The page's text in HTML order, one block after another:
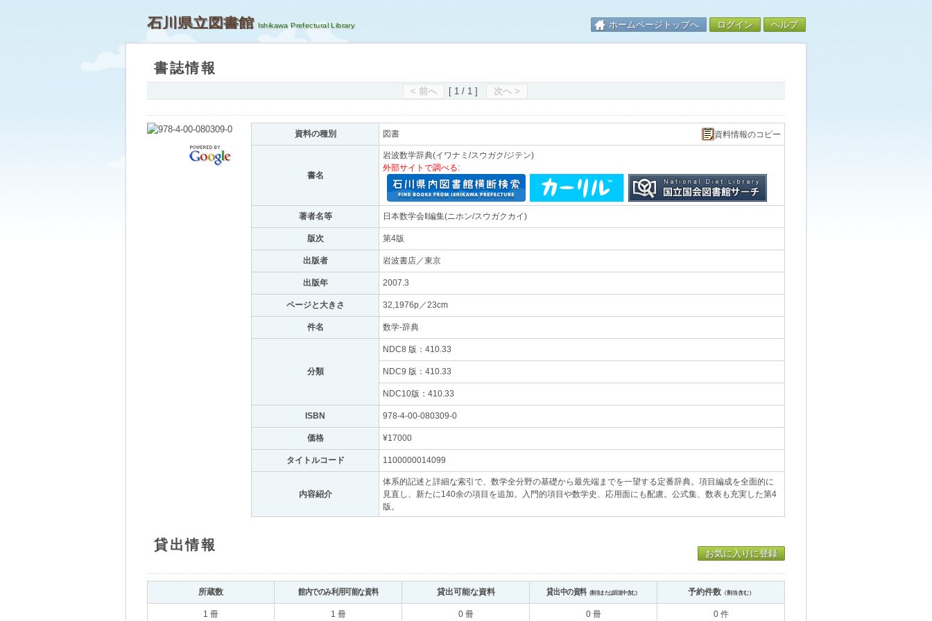
石川県立図書館 ホームページトップへ ログイン ヘルプ
書誌情報
< 前へ [ 1 / 1 ] 次へ >
資料の種別 図書 資料情報のコピー
書名
岩波数学辞典(イワナミ/スウガク/ジテン)
外部サイトで調べる:
著者名等 日本数学会‖編集(ニホン/スウガクカイ)
版次 第4版
出版者 岩波書店／東京
出版年 2007.3
ページと大きさ 32,1976p／23cm
件名 数学-辞典
分類
NDC8 版：410.33
NDC9 版：410.33
NDC10版：410.33
ISBN 978-4-00-080309-0
価格 ¥17000
タイトルコード 1100000014099
内容紹介
体系的記述と詳細な索引で、数学全分野の基礎から最先端までを一望する定番辞典。項目編成を全面的に
見直し、新たに140余の項目を追加。入門的項目や数学史、応用面にも配慮。公式集、数表も充実した第4
版。
貸出情報
お気に入りに登録
所蔵数 館内でのみ利用可能な資料 貸出可能な資料 貸出中の資料（割当または回送中含む） 予約件数（割当含む）
1 冊 1 冊 0 冊 0 冊 0 件